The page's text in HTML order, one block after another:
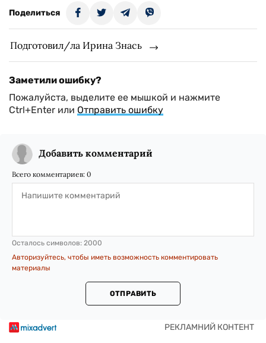
Поделиться
Подготовил/ла Ирина Знась
Заметили ошибку?
Пожалуйста, выделите ее мышкой и нажмите
Ctrl+Enter или Отправить ошибку
Добавить комментарий
Всего комментариев: 0
Осталось символов: 2000
Авторизуйтесь, чтобы иметь возможность комментировать
материалы
ОТПРАВИТЬ